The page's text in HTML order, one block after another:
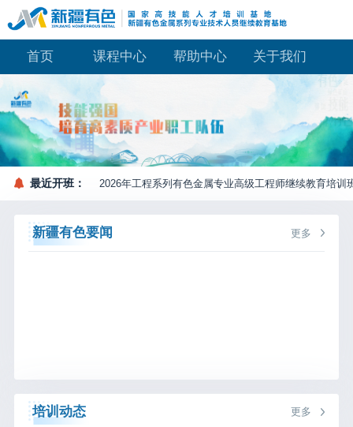
首页 课程中心 帮助中心 关于我们
最近开班： 2026年工程系列有色金属专业高级工程师继续教育培训
新疆有色要闻 更多
培训动态 更多